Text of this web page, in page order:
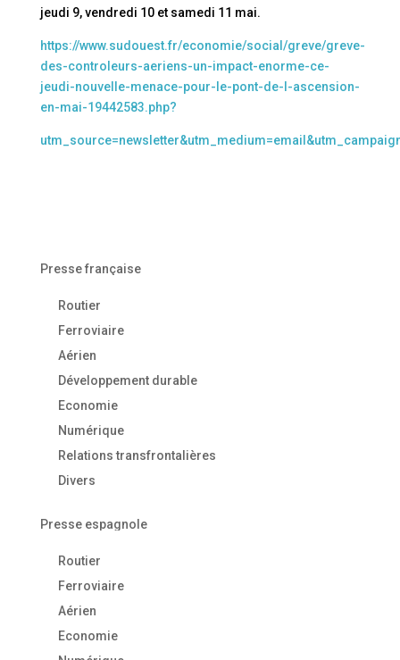
jeudi 9, vendredi 10 et samedi 11 mai.
https://www.sudouest.fr/economie/social/greve/greve-
des-controleurs-aeriens-un-impact-enorme-ce-
jeudi-nouvelle-menace-pour-le-pont-de-l-ascension-
en-mai-19442583.php?
Presse française
Routier
Ferroviaire
Aérien
Développement durable
Economie
Numérique
Relations transfrontalières
Divers
Presse espagnole
Routier
Ferroviaire
Aérien
Economie